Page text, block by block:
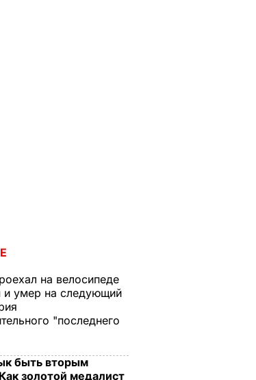
на велосипеде
и умер на следующий
"последнего
быть вторым
золотой медалист